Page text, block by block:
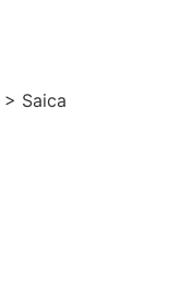
> Saica